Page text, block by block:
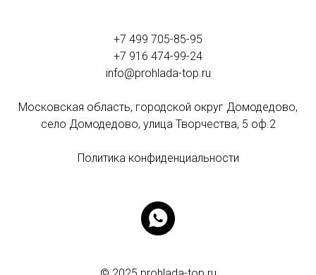
+7 499 705-85-95
+7 916 474-99-24
info@prohlada-top.ru
Московская область, городской округ Домодедово,
село Домодедово, улица Творчества, 5 оф.2
Политика конфиденциальности